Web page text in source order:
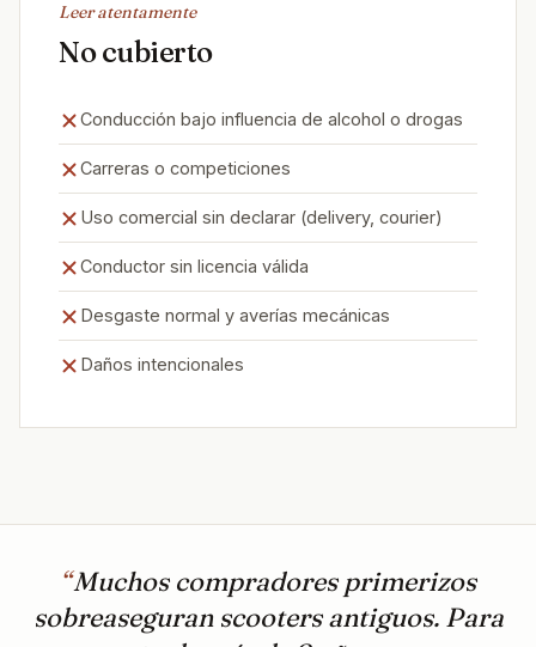
Leer atentamente
No cubierto
Conducción bajo influencia de alcohol o drogas
Carreras o competiciones
Uso comercial sin declarar (delivery, courier)
Conductor sin licencia válida
Desgaste normal y averías mecánicas
Daños intencionales
“Muchos compradores primerizos
sobreaseguran scooters antiguos. Para